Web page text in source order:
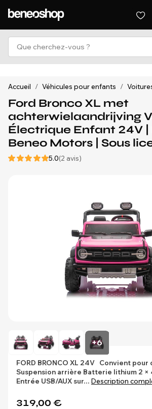
Accueil / Véhicules pour enfants /
Ford Bronco XL met
achterwielaandrijving
Électrique Enfant 24V |
Beneo Motors | Sous
places) | 3-8 ans
5.0(2 avis)
+6
FORD BRONCO XL 24V
Convient pour
Suspension arrière Batterie lithium 2 ×
Entrée USB/AUX sur… Description
319,00 €